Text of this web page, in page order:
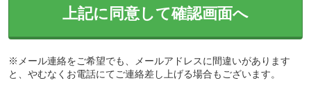
上記に同意して確認画面へ
※メール連絡をご希望でも、メールアドレスに間違いがあります
と、やむなくお電話にてご連絡差し上げる場合もございます。